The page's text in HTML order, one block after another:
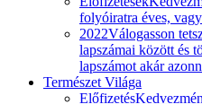
folyóiratra éves,
2022Válogasson
lapszámai között és
lapszámot akár
Természet Világa
Előfizetés